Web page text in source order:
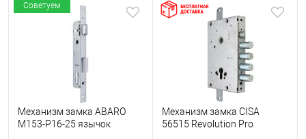
Советуем
Механизм замка ABARO
M153-P16-25 язычок
Механизм замка CISA
56515 Revolution Pro